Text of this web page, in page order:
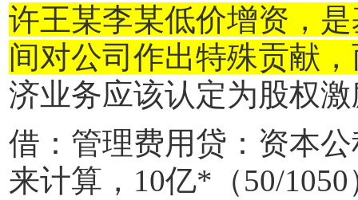
许王某李某低价增资，
间对公司作出特殊贡献
济业务应该认定为股权
借：管理费用贷：资本
来计算， 10亿* （50/1050